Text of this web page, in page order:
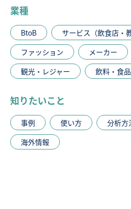
業種
BtoB
サービス（飲食店・
ファッション
メーカー
観光・レジャー
飲料・食
知りたいこと
事例 使い方 分析方
海外情報